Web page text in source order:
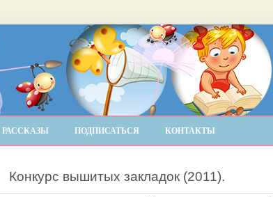
ПОДПИСАТЬСЯ КОНТАКТЫ
Конкурс вышитых закладок (2011).